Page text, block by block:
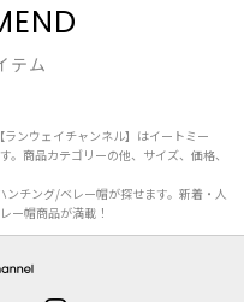
テム
ンウェイチャンネル】はイートミー
。商品カテゴリーの他、サイズ、価格、
ンチング/ベレー帽が探せます。新着・人
ー帽商品が満載！